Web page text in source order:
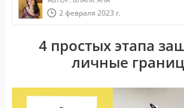
2 февраля 2023 г.
4 простых этапа
личные